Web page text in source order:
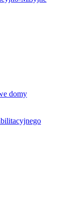
domy